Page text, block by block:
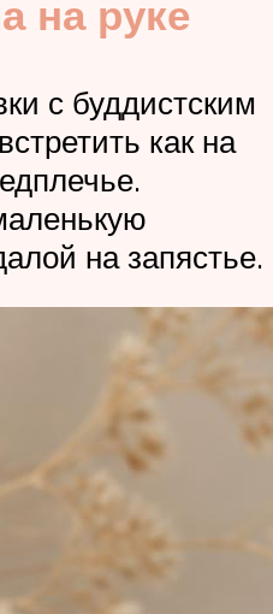
на руке
с буддистским
как на
на запястье.